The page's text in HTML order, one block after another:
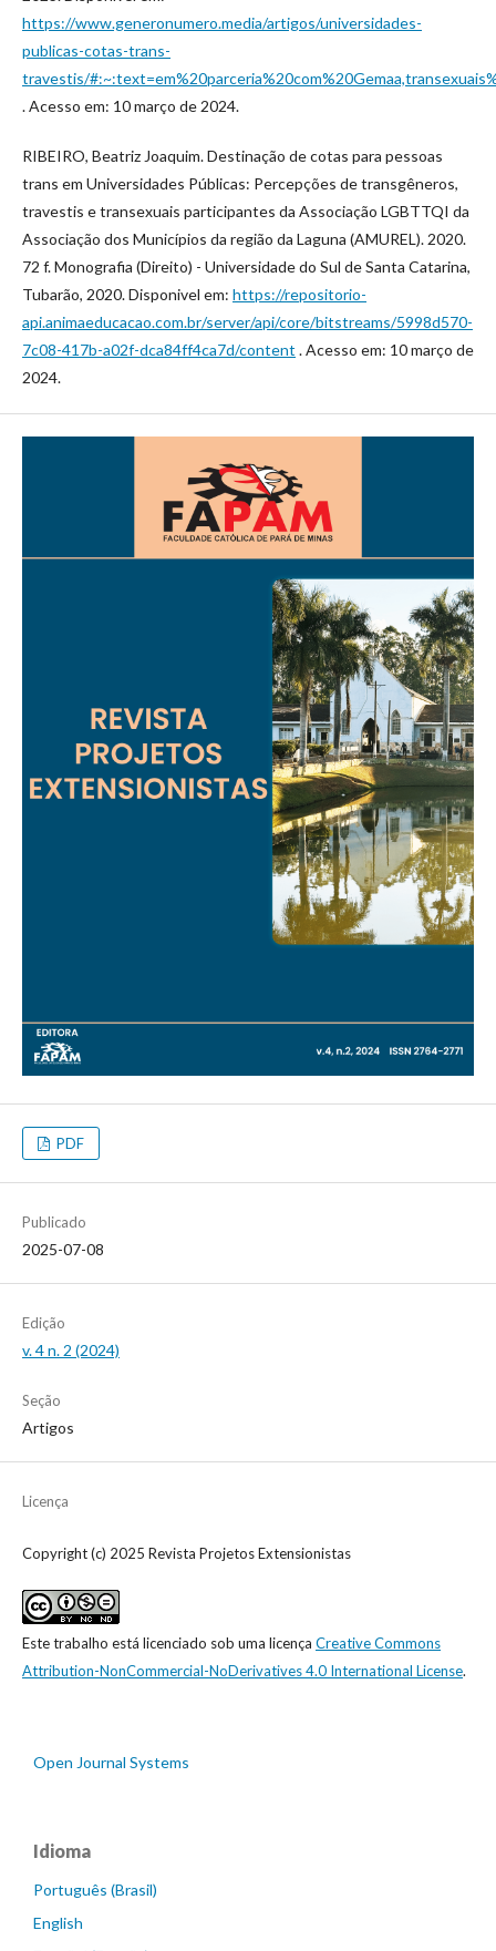
https://www.generonumero.media/artigos/universidades-
publicas-cotas-trans-
travestis/
. Acesso em: 10 março de 2024.
RIBEIRO, Beatriz Joaquim. Destinação de cotas para pessoas
trans em Universidades Públicas: Percepções de transgêneros,
travestis e transexuais participantes da Associação LGBTTQI da
Associação dos Municípios da região da Laguna (AMUREL). 2020.
72 f. Monografia (Direito) - Universidade do Sul de Santa Catarina,
Tubarão, 2020. Disponivel em: https://repositorio-
api.animaeducacao.com.br/server/api/core/bitstreams/5998d570-
7c08-417b-a02f-dca84ff4ca7d/content . Acesso em: 10 março de
2024.
PDF
Publicado
2025-07-08
Edição
v. 4 n. 2 (2024)
Seção
Artigos
Licença
Copyright (c) 2025 Revista Projetos Extensionistas
Este trabalho está licenciado sob uma licença Creative Commons
Attribution-NonCommercial-NoDerivatives 4.0 International License.
Open Journal Systems
Idioma
Português (Brasil)
English